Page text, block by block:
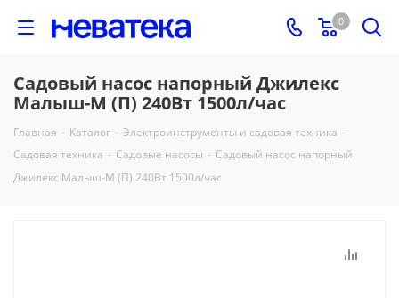
0
Садовый насос напорный Джилекс
Малыш-М (П) 240Вт 1500л/час
Главная - Каталог - Электроинструменты и садовая техника -
Садовая техника - Садовые насосы - Садовый насос напорный
Джилекс Малыш-М (П) 240Вт 1500л/час